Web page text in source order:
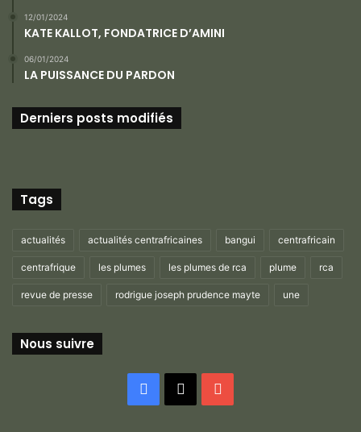
12/01/2024
KATE KALLOT, FONDATRICE D’AMINI
06/01/2024
LA PUISSANCE DU PARDON
Derniers posts modifiés
Tags
actualités actualités centrafricaines bangui centrafricain
centrafrique les plumes les plumes de rca plume rca
revue de presse rodrigue joseph prudence mayte une
Nous suivre
Facebook